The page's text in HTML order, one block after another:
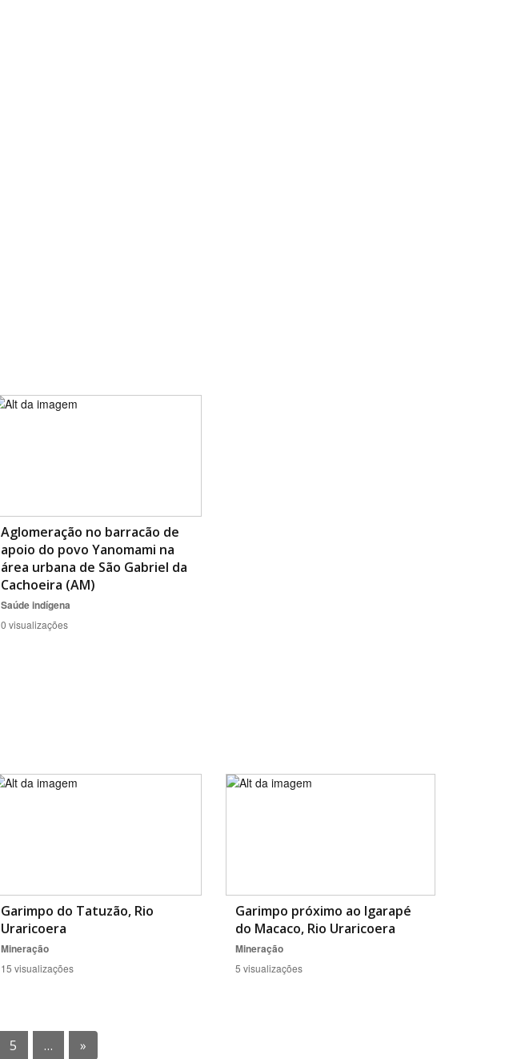
Aglomeração no barracão de
apoio do povo Yanomami na
área urbana de São Gabriel da
Cachoeira (AM)
Saúde indígena
0 visualizações
Garimpo do Tatuzão, Rio
Uraricoera
Mineração
15 visualizações
Garimpo próximo ao Igarapé
do Macaco, Rio Uraricoera
Mineração
5 visualizações
5 … »